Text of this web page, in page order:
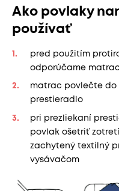
Ako povlaky
používať
pred použitím
odporúčame
matrac povlečte do
prestieradlo
pri prezliekaní
povlak ošetriť
zachytený textilný
vysávačom